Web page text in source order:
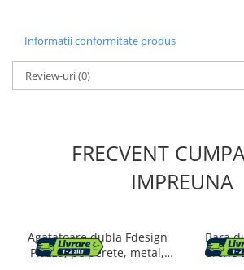
Informatii conformitate produs
Review-uri(0)
FRECVENT
IMPREUNA
Agatatoare dubla Fdesign
Piazza, pe perete, metal,
Bara
Grohe